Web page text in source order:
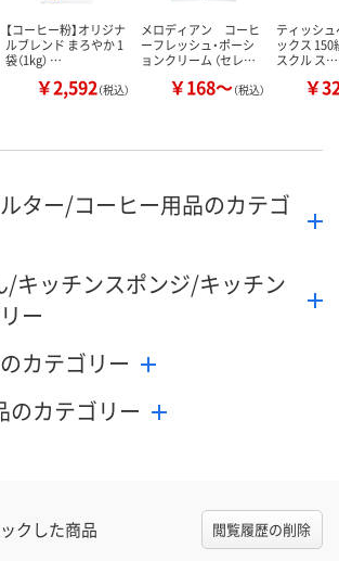
【コーヒー粉】オリジナ
ルブレンド まろやか 1
袋（1kg） …
￥2,592（税込）
メロディアン コーヒ
ーフレッシュ・ポーシ
ョンクリーム （セレ…
￥168～（税込）
ティッシ
ックス 150
スクル ス…
￥
ター/コーヒー用品のカテゴ
/キッチンスポンジ/キッチン
ー
カテゴリー
のカテゴリー
クした商品 閲覧履歴の削除